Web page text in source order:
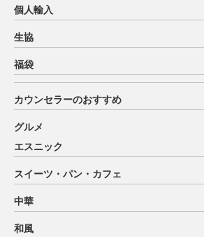
個人輸入
生協
福袋
カウンセラーのおすすめ
グルメ
エスニック
スイーツ・パン・カフェ
中華
和風